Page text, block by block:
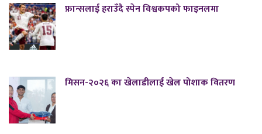
फ्रान्सलाई हराउँदै स्पेन विश्वकपको फाइनलमा
मिसन-२०२६ का खेलाडीलाई खेल पोशाक वितरण